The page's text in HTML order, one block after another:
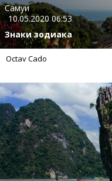
Самуи
10.05.2020 06:53
Знаки зодиака
Octav Cado